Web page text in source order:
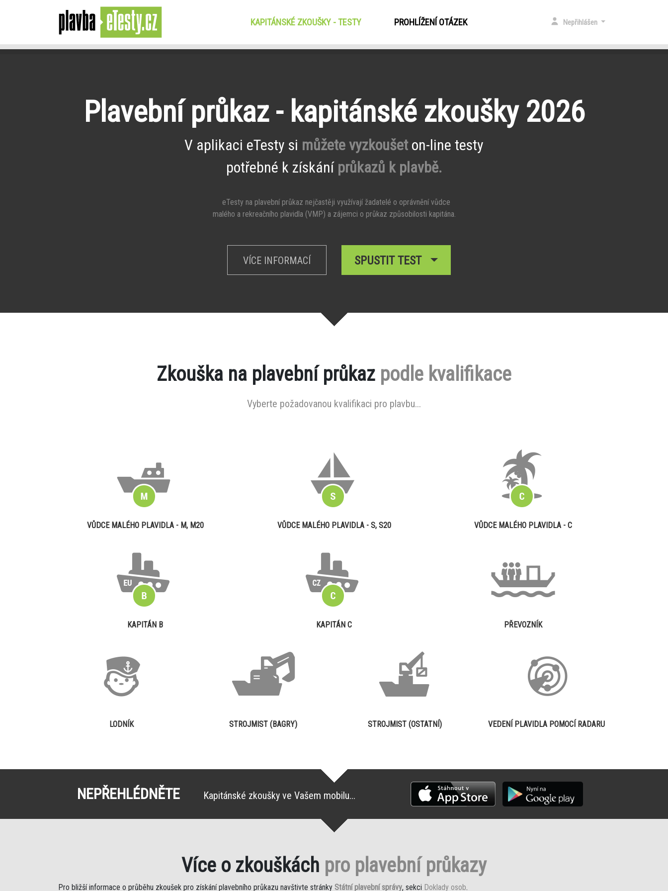
KAPITÁNSKÉ ZKOUŠKY - TESTY(CURRENT)PROHLÍŽENÍ OTÁZEK Nepřihlášen
Plavební průkaz - kapitánské zkoušky 2026
V aplikaci eTesty si můžete vyzkoušet on-line testy
potřebné k získání průkazů k plavbě.
eTesty na plavební průkaz nejčastěji využívají žadatelé o oprávnění vůdce
malého a rekreačního plavidla (VMP) a zájemci o průkaz způsobilosti kapitána.
VÍCE INFORMACÍ SPUSTIT TEST
Zkouška na plavební průkaz podle kvalifikace
Vyberte požadovanou kvalifikaci pro plavbu...
VŮDCE MALÉHO PLAVIDLA - M, M20 VŮDCE MALÉHO PLAVIDLA - S, S20 VŮDCE MALÉHO PLAVIDLA - C
KAPITÁN B KAPITÁN C PŘEVOZNÍK
LODNÍK STROJMIST (BAGRY) STROJMIST (OSTATNÍ) VEDENÍ PLAVIDLA POMOCÍ RADARU
NEPŘEHLÉDNĚTE Kapitánské zkoušky ve Vašem mobilu...
Více o zkouškách pro plavební průkazy
Pro bližší informace o průběhu zkoušek pro získání plavebního průkazu navštivte stránky Státní plavební správy, sekci Doklady osob.